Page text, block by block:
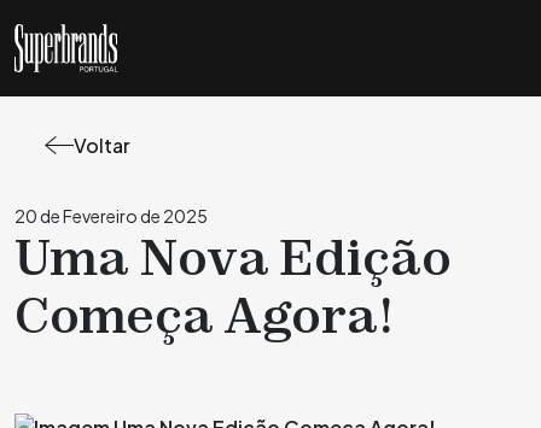
Voltar
20 de Fevereiro de 2025
Uma Nova Edição
Começa Agora!